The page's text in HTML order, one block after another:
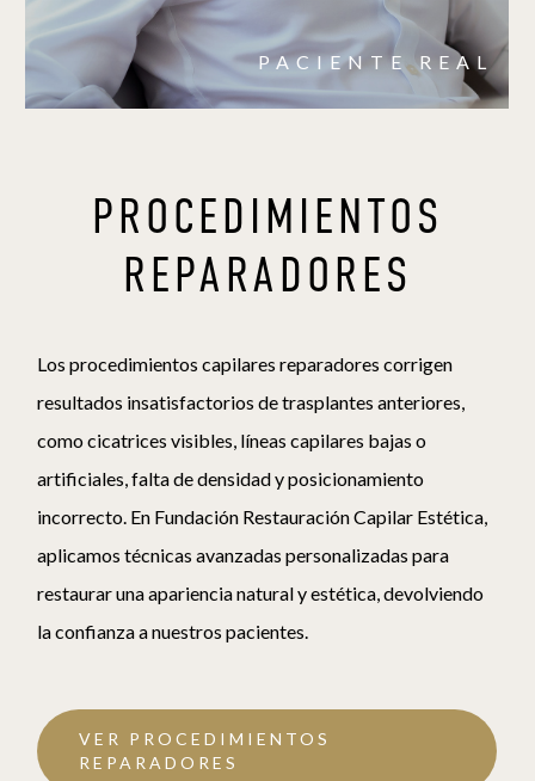
PACIENTE REAL
PROCEDIMIENTOS
REPARADORES
Los procedimientos capilares reparadores corrigen
resultados insatisfactorios de trasplantes anteriores,
como cicatrices visibles, líneas capilares bajas o
artificiales, falta de densidad y posicionamiento
incorrecto. En Fundación Restauración Capilar Estética,
aplicamos técnicas avanzadas personalizadas para
restaurar una apariencia natural y estética, devolviendo
la confianza a nuestros pacientes.
VER PROCEDIMIENTOS
REPARADORES